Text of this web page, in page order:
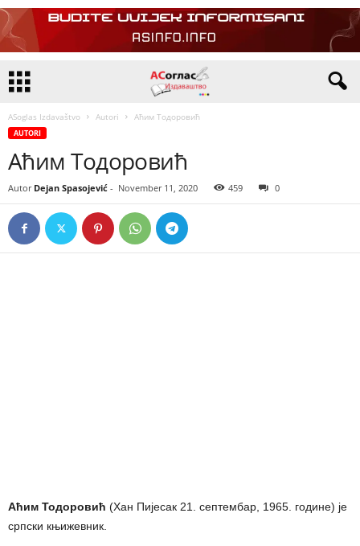
ASoglas Izdavaštvo Autori Аћим Тодоровић
AUTORI
Аћим Тодоровић
Autor Dejan Spasojević - November 11, 2020 459 0
Аћим Тодоровић (Хан Пијесак 21. септембар, 1965. године) је
српски књижевник.